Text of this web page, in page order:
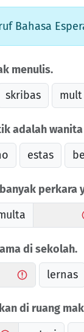
Bahasa
menulis.
skribas mult
adalah
estas
perkara
di sekolah.
lernas
di ruang